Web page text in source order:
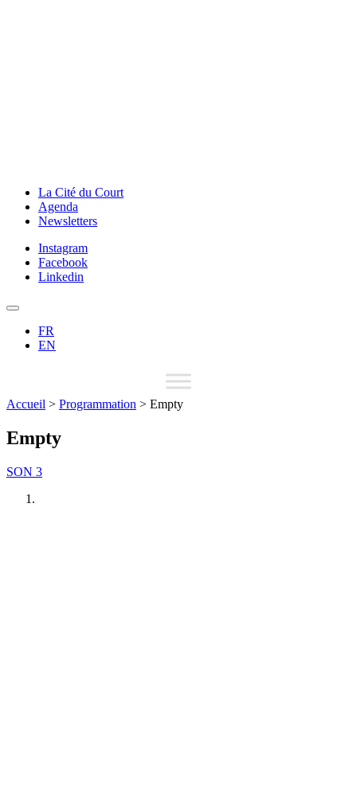
La Cité du Court
Agenda
Newsletters
Instagram
Facebook
Linkedin
FR
EN
Accueil > Programmation > Empty
Empty
SON 3